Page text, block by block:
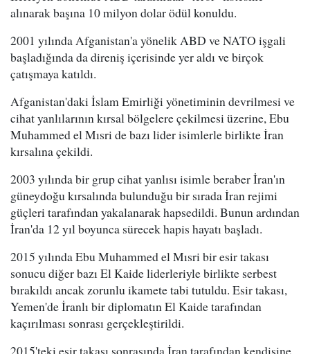
alınarak başına 10 milyon dolar ödül konuldu.
2001 yılında Afganistan'a yönelik ABD ve NATO işgali
başladığında da direniş içerisinde yer aldı ve birçok
çatışmaya katıldı.
Afganistan'daki İslam Emirliği yönetiminin devrilmesi ve
cihat yanlılarının kırsal bölgelere çekilmesi üzerine, Ebu
Muhammed el Mısri de bazı lider isimlerle birlikte İran
kırsalına çekildi.
2003 yılında bir grup cihat yanlısı isimle beraber İran'ın
güneydoğu kırsalında bulunduğu bir sırada İran rejimi
güçleri tarafından yakalanarak hapsedildi. Bunun ardından
İran'da 12 yıl boyunca sürecek hapis hayatı başladı.
2015 yılında Ebu Muhammed el Mısri bir esir takası
sonucu diğer bazı El Kaide liderleriyle birlikte serbest
bırakıldı ancak zorunlu ikamete tabi tutuldu. Esir takası,
Yemen'de İranlı bir diplomatın El Kaide tarafından
kaçırılması sonrası gerçekleştirildi.
2015'teki esir takası sonrasında İran tarafından kendisine